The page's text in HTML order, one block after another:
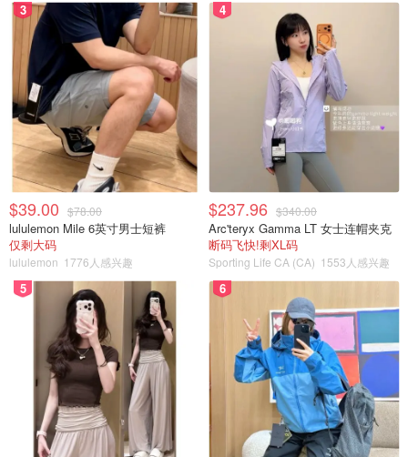
家里有娃的宝妈宝爸们千万别错过（当然大宝宝们也能来
玩）！这座超级复古的木质结构游乐园真的是好玩又好拍！
3
$39.00 $78.00
lululemon Mile 6英寸男士短裤
仅剩大码
lululemon 1776人感兴趣
4
$237.96 $340.00
Arc'teryx Gamma LT 女士连帽夹克
断码飞快!剩XL码
Sporting Life CA (CA) 1553人感兴趣
5 6